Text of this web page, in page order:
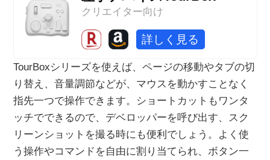
クリエイター向け
詳しく見る
TourBoxシリーズを使えば、ページの移動やタブの切
り替え、音量調節などが、マウスを動かすことなく
指先一つで操作できます。ショートカットもワンタ
ッチでできるので、デベロッパーを呼び出す、スク
リーンショットを撮る時にも便利でしょう。よく使
う操作やコマンドを自由に割り当てられ、ボタン一